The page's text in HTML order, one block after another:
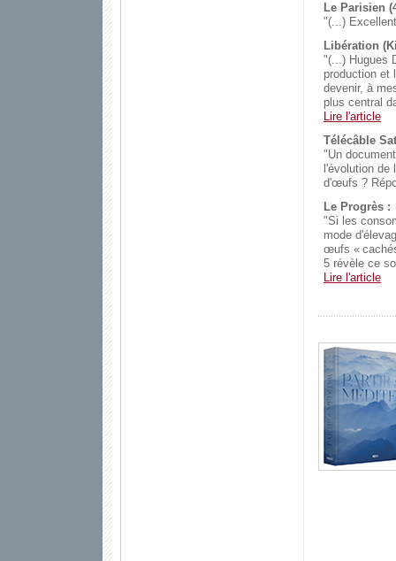
Le Parisien
"(...)
Libération
"(...) Hugues
production et
devenir, à
plus central
Lire l'article
Télécâble
"Un
l'évolution
d'œufs ?
Le Progrès :
"Si les
mode
œufs «
5 révèle ce
Lire l'article